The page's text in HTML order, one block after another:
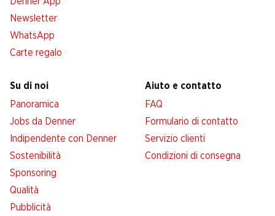
Newsletter
WhatsApp
Carte regalo
Su di noi
Panoramica
Jobs da Denner
Indipendente con Denner
Sostenibilità
Sponsoring
Qualità
Pubblicità
Aiuto e contatto
FAQ
Formulario di contatto
Servizio clienti
Condizioni di consegna